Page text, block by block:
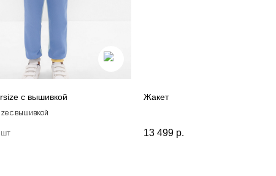
с вышивкой
с вышивкой
Жакет
13 499 р.
Оплата и доставка